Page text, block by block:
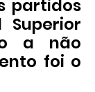
partidos
Superior
a não
foi o